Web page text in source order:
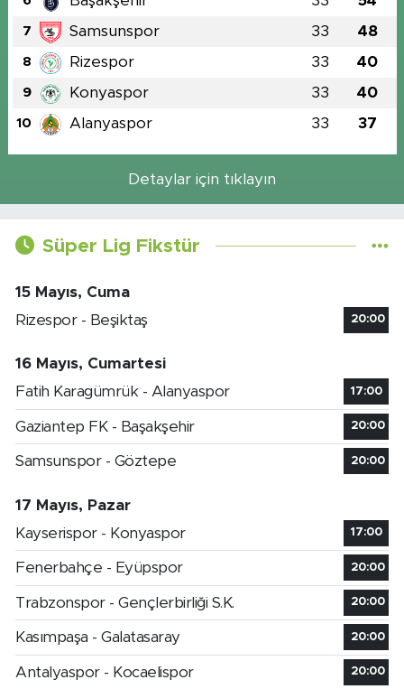
7 Samsunspor 33 48
8 Rizespor 33 40
9 Konyaspor 33 40
10 Alanyaspor 33 37
Detaylar için tıklayın
Süper Lig Fikstür
15 Mayıs, Cuma
Rizespor - Beşiktaş
20:00
16 Mayıs, Cumartesi
Fatih Karagümrük - Alanyaspor
17:00
Gaziantep FK - Başakşehir 20:00
Samsunspor - Göztepe 20:00
17 Mayıs, Pazar
Kayserispor - Konyaspor
17:00
Fenerbahçe - Eyüpspor 20:00
Trabzonspor - Gençlerbirliği S.K. 20:00
Kasımpaşa - Galatasaray 20:00
Antalyaspor - Kocaelispor 20:00